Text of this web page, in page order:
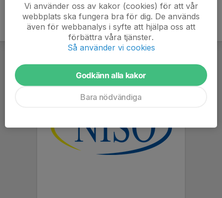
Vi använder oss av kakor (cookies) för att vår
webbplats ska fungera bra för dig. De används
även för webbanalys i syfte att hjälpa oss att
förbättra våra tjänster.
Så använder vi cookies
Godkänn alla kakor
Bara nödvändiga